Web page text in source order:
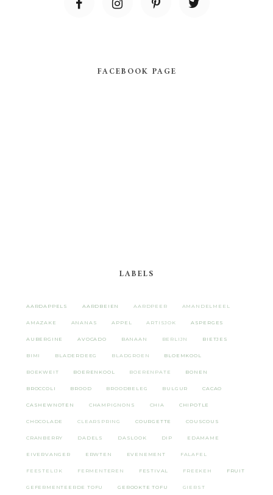
FACEBOOK PAGE
LABELS
AARDAPPELS AARDBEIEN AARDPEER AMANDELMEEL
AMAZAKE ANANAS APPEL ARTISJOK ASPERGES
AUBERGINE AVOCADO BANAAN BERLIJN BIETJES
BIMI BLADERDEEG BLADGROEN BLOEMKOOL
BOEKWEIT BOERENKOOL BOERENPATE BONEN
BROCCOLI BROOD BROODBELEG BULGUR CACAO
CASHEWNOTEN CHAMPIGNONS CHIA CHIPOTLE
CHOCOLADE CLEARSPRING COURGETTE COUSCOUS
CRANBERRY DADELS DASLOOK DIP EDAMAME
EIVERVANGER ERWTEN EVENEMENT FALAFEL
FEESTELIJK FERMENTEREN FESTIVAL FREEKEH FRUIT
GEFERMENTEERDE TOFU GEROOKTE TOFU GIERST